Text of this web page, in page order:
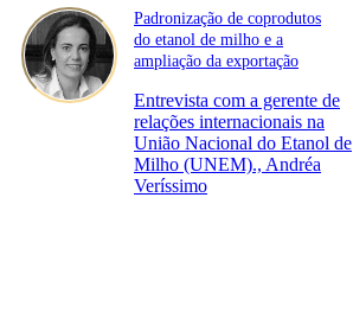
Padronização de coprodutos
do etanol de milho e a
ampliação da exportação
Entrevista com a gerente de
relações internacionais na
União Nacional do Etanol de
Milho (UNEM)., Andréa
Veríssimo